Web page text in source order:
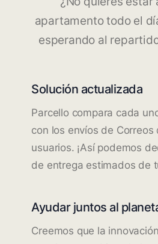
apartamento todo el
esperando al
Solución actualizada
Parcello compara cada
con los envíos de Correos
usuarios. ¡Así podemos
de entrega estimados de
Ayudar juntos al
Creemos que la